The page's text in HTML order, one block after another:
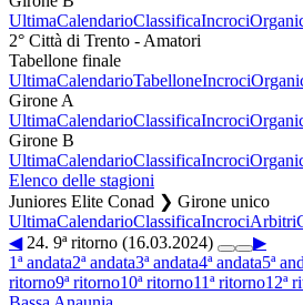
UltimaCalendarioClassificaIncroci
2° Città di Trento - Amatori
Tabellone finale
UltimaCalendarioTabelloneIncroci
Girone A
UltimaCalendarioClassificaIncroci
Girone B
UltimaCalendarioClassificaIncroci
Elenco delle stagioni
Juniores Elite Conad ❯ Girone unico
UltimaCalendarioClassificaIncrociArbitri
◀24. 9ª ritorno (16.03.2024)
▶
1ª andata2ª andata3ª andata4ª andata5ª
ritorno9ª ritorno10ª ritorno11ª ritorno12ª